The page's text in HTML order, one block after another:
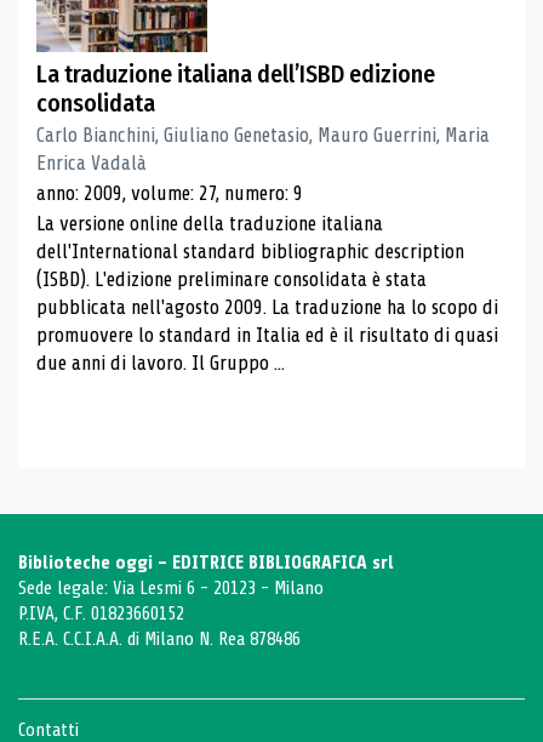
La traduzione italiana dell’ISBD edizione
consolidata
Carlo Bianchini, Giuliano Genetasio, Mauro Guerrini, Maria
Enrica Vadalà
anno: 2009, volume: 27, numero: 9
La versione online della traduzione italiana
dell'International standard bibliographic description
(ISBD). L'edizione preliminare consolidata è stata
pubblicata nell'agosto 2009. La traduzione ha lo scopo di
promuovere lo standard in Italia ed è il risultato di quasi
due anni di lavoro. Il Gruppo ...
Biblioteche oggi - EDITRICE BIBLIOGRAFICA srl
Sede legale: Via Lesmi 6 - 20123 - Milano
P.IVA, C.F. 01823660152
R.E.A. C.C.I.A.A. di Milano N. Rea 878486
Contatti